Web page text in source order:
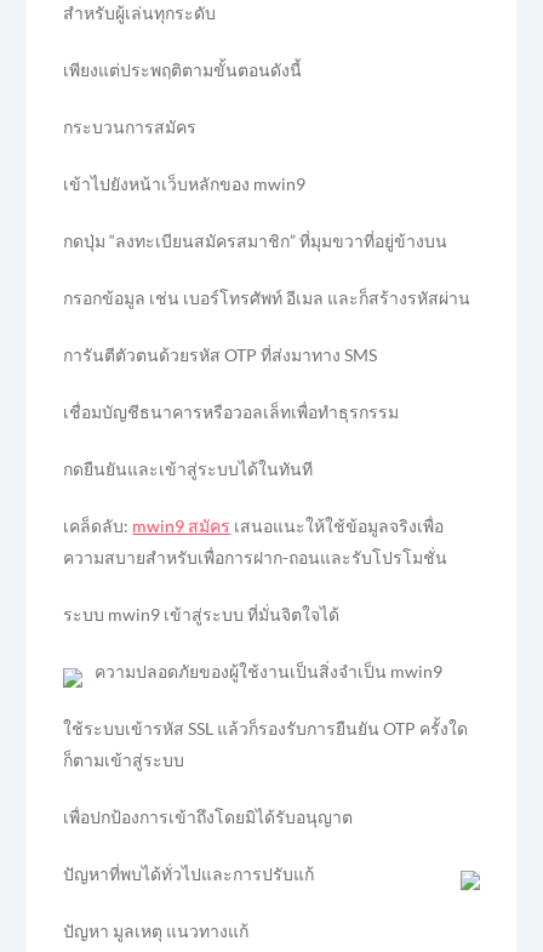
สำหรับผู้เล่นทุกระดับ
เพียงแต่ประพฤติตามขั้นตอนดังนี้
กระบวนการสมัคร
เข้าไปยังหน้าเว็บหลักของ mwin9
กดปุ่ม “ลงทะเบียนสมัครสมาชิก” ที่มุมขวาที่อยู่ข้างบน
กรอกข้อมูล เช่น เบอร์โทรศัพท์ อีเมล และก็สร้างรหัสผ่าน
การันตีตัวตนด้วยรหัส OTP ที่ส่งมาทาง SMS
เชื่อมบัญชีธนาคารหรือวอลเล็ทเพื่อทำธุรกรรม
กดยืนยันและเข้าสู่ระบบได้ในทันที
เคล็ดลับ: mwin9 สมัคร เสนอแนะให้ใช้ข้อมูลจริงเพื่อ
ความสบายสำหรับเพื่อการฝาก-ถอนและรับโปรโมชั่น
ระบบ mwin9 เข้าสู่ระบบ ที่มั่นจิตใจได้
ความปลอดภัยของผู้ใช้งานเป็นสิ่งจำเป็น mwin9
ใช้ระบบเข้ารหัส SSL แล้วก็รองรับการยืนยัน OTP ครั้งใด
ก็ตามเข้าสู่ระบบ
เพื่อปกป้องการเข้าถึงโดยมิได้รับอนุญาต
ปัญหาที่พบได้ทั่วไปและการปรับแก้
ปัญหา มูลเหตุ แนวทางแก้